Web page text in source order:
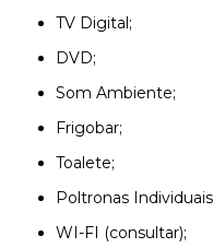
TV Digital;
DVD;
Som Ambiente;
Frigobar;
Toalete;
Poltronas
WI-FI (consultar);